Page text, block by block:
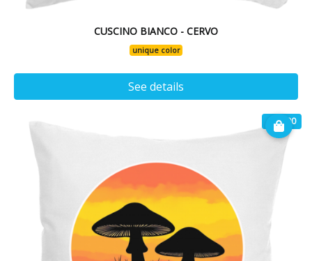
CUSCINO BIANCO - CERVO
unique color
See details
€ 16.90